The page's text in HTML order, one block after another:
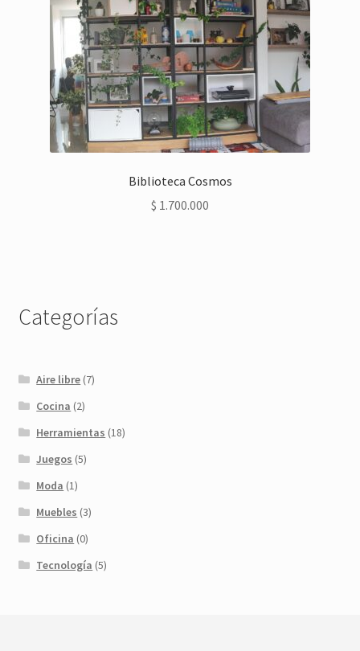
Biblioteca Cosmos
$ 1.700.000
Categorías
Aire libre (7)
Cocina (2)
Herramientas (18)
Juegos (5)
Moda (1)
Muebles (3)
Oficina (0)
Tecnología (5)